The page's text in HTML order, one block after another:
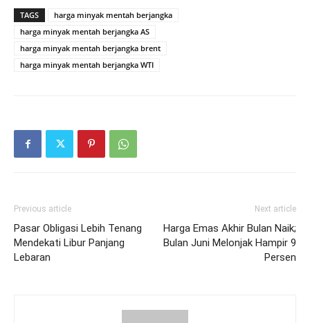
TAGS
harga minyak mentah berjangka
harga minyak mentah berjangka AS
harga minyak mentah berjangka brent
harga minyak mentah berjangka WTI
Previous article
Pasar Obligasi Lebih Tenang
Mendekati Libur Panjang
Lebaran
Next article
Harga Emas Akhir Bulan Naik;
Bulan Juni Melonjak Hampir 9
Persen